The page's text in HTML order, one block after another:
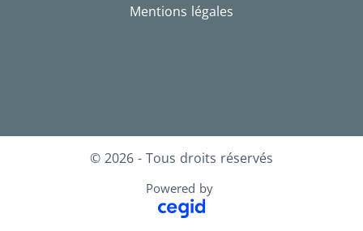
Mentions légales
© 2026 - Tous droits réservés
Powered by